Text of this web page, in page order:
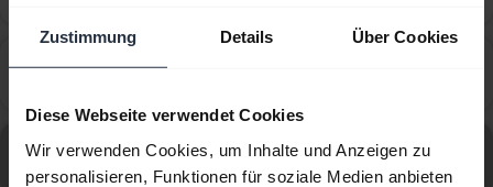
Zustimmung Details Über Cookies
Diese Webseite verwendet Cookies
Wir verwenden Cookies, um Inhalte und Anzeigen zu
personalisieren, Funktionen für soziale Medien anbieten
Alle häufig gestellten Fragen (FAQs) für Jabra Pro 930
Duo aufrufen